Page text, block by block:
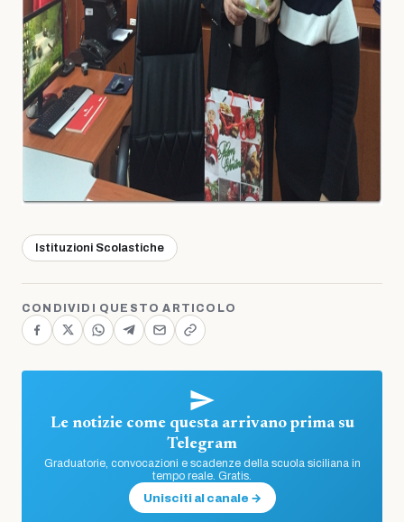
Istituzioni Scolastiche
CONDIVIDI QUESTO ARTICOLO
Le notizie come questa arrivano prima su
Telegram
Graduatorie, convocazioni e scadenze della scuola siciliana in
tempo reale. Gratis.
Unisciti al canale →